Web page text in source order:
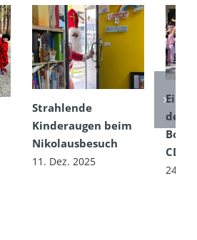
Strahlende
Kinderaugen beim
Nikolausbesuch
11. Dez. 2025
Ein
den
CDSC
24.